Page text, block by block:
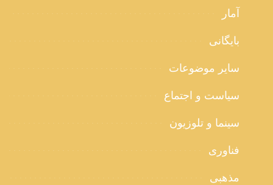
آمار
بایگانی
سایر موضوعات
سیاست و اجتماع
سینما و تلوزیون
فناوری
مذهبی